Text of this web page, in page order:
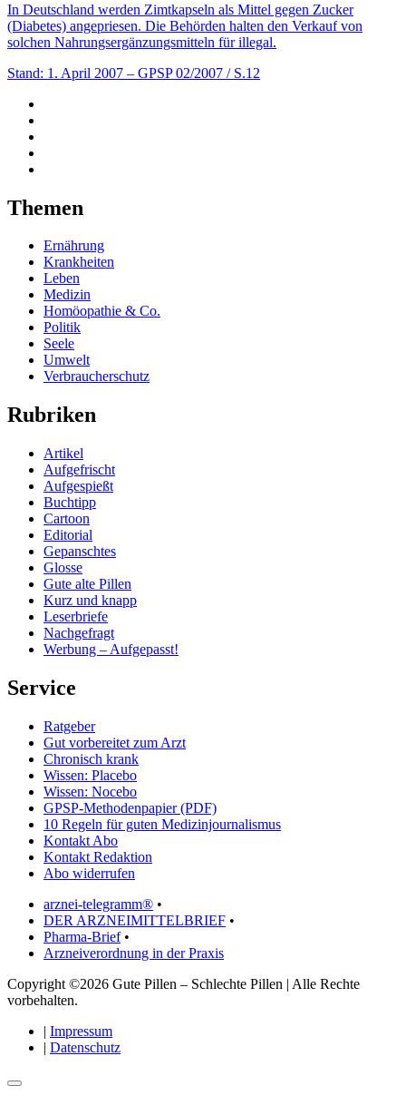
In Deutschland werden Zimtkapseln als Mittel gegen Zucker
(Diabetes) angepriesen. Die Behörden halten den Verkauf von
solchen Nahrungsergänzungsmitteln für illegal.
Stand: 1. April 2007 – GPSP 02/2007 / S.12
Themen
Ernährung
Krankheiten
Leben
Medizin
Homöopathie & Co.
Politik
Seele
Umwelt
Verbraucherschutz
Rubriken
Artikel
Aufgefrischt
Aufgespießt
Buchtipp
Cartoon
Editorial
Gepanschtes
Glosse
Gute alte Pillen
Kurz und knapp
Leserbriefe
Nachgefragt
Werbung – Aufgepasst!
Service
Ratgeber
Gut vorbereitet zum Arzt
Chronisch krank
Wissen: Placebo
Wissen: Nocebo
GPSP-Methodenpapier (PDF)
10 Regeln für guten Medizinjournalismus
Kontakt Abo
Kontakt Redaktion
Abo widerrufen
arznei-telegramm® •
DER ARZNEIMITTELBRIEF •
Pharma-Brief•
Arzneiverordnung in der Praxis
Copyright ©2026 Gute Pillen – Schlechte Pillen | Alle Rechte
vorbehalten.
| Impressum
| Datenschutz